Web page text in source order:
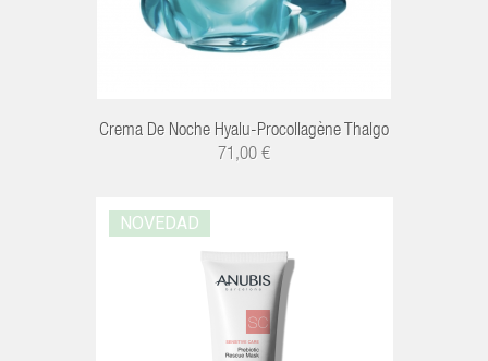
Crema De Noche Hyalu-Procollagène Thalgo
71,00 €
NOVEDAD